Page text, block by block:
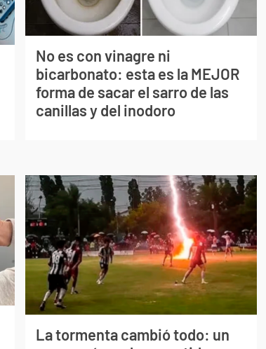
No es con vinagre ni
bicarbonato: esta es la MEJOR
forma de sacar el sarro de las
canillas y del inodoro
La tormenta cambió todo: un